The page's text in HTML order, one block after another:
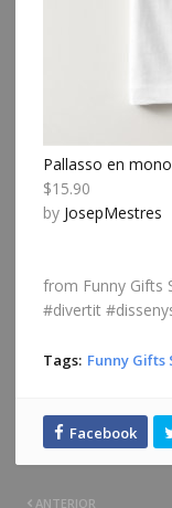
Pallasso en
$15.90
by JosepMestres
from Funny Gifts
#divertit
Tags: Funny Gifts
ANTERIOR